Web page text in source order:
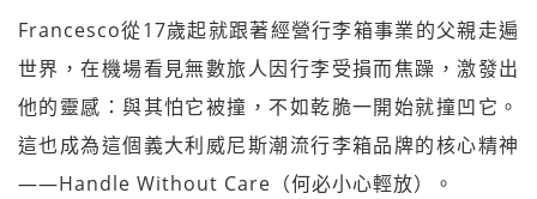
Francesco從17歲起就跟著經營行李箱事業的父親走遍
世界，在機場看見無數旅人因行李受損而焦躁，激發出
他的靈感：與其怕它被撞，不如乾脆一開始就撞凹它。
這也成為這個義大利威尼斯潮流行李箱品牌的核心精神
——Handle Without Care（何必小心輕放）。